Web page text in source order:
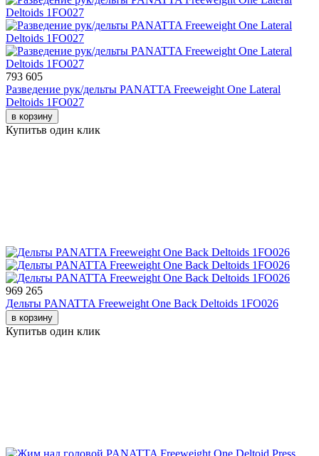
793 605
Разведение рук/дельты PANATTA Freeweight One Lateral
Deltoids 1FO027
в корзину
Купитьв один клик
969 265
Дельты PANATTA Freeweight One Back Deltoids 1FO026
в корзину
Купитьв один клик